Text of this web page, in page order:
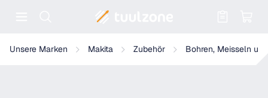
Unsere Marken Makita Zubehör Bohren, Meisseln
Makita Flachmeißel, Breite 24mm - Länge 450mm - 17mm 6-kant